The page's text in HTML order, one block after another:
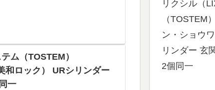
ム（TOSTEM）
和ロック） URシリンダー
一
リクシル（
（TOSTEM
ン・ショウ
リンダー 玄
2個同一